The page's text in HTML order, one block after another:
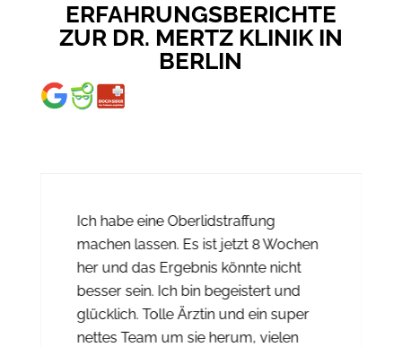
ERFAHRUNGSBERICHTE
ZUR DR. MERTZ KLINIK IN
BERLIN
Ich habe eine Oberlidstraffung
machen lassen. Es ist jetzt 8 Wochen
her und das Ergebnis könnte nicht
besser sein. Ich bin begeistert und
glücklich. Tolle Ärztin und ein super
nettes Team um sie herum, vielen